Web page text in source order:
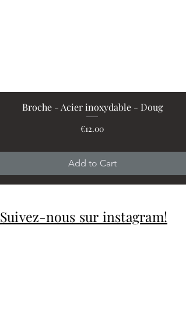
Quick View
Broche - Acier inoxydable - Doug
Price
€12.00
Add to Cart
Suivez-nous sur instagram!